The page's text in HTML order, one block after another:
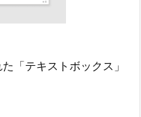
「テキストボックス」